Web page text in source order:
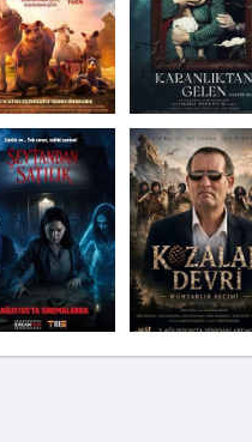
Kozalak Devri
Moana